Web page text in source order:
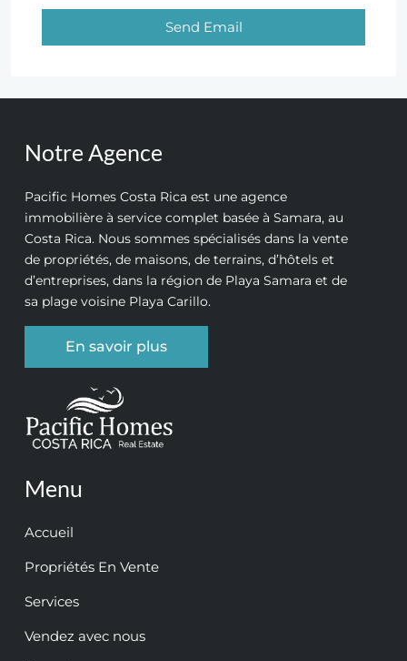
Send Email
Notre Agence
Pacific Homes Costa Rica est une agence
immobilière à service complet basée à Samara, au
Costa Rica. Nous sommes spécialisés dans la vente
de propriétés, de maisons, de terrains, d’hôtels et
d’entreprises, dans la région de Playa Samara et de
sa plage voisine Playa Carillo.
En savoir plus
Menu
Accueil
Propriétés En Vente
Services
Vendez avec nous